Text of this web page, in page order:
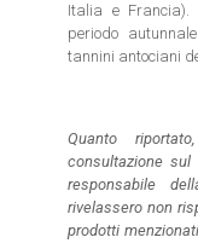
Italia e Francia).
periodo
tannini antociani
Quanto
consultazione sul
responsabile
rivelassero non
prodotti